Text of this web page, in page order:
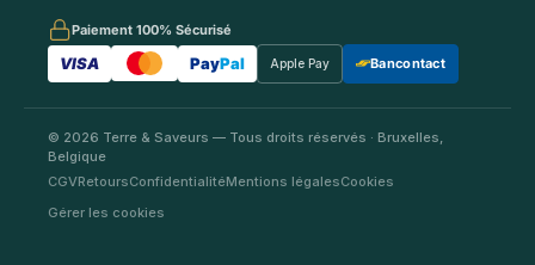
Paiement 100% Sécurisé
VISA PayPal Apple Pay Bancontact
© 2026 Terre & Saveurs — Tous droits réservés · Bruxelles,
Belgique
CGVRetoursConfidentialitéMentions légalesCookies
Gérer les cookies